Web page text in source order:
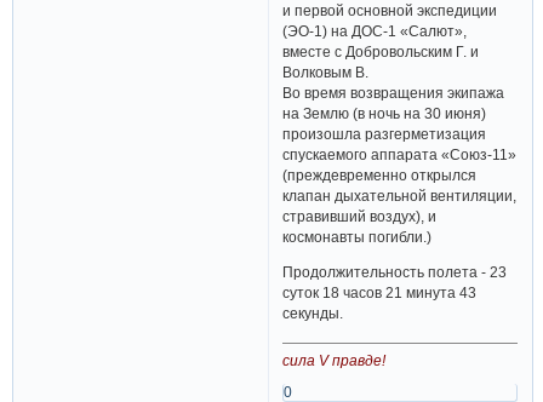
и первой основной экспедиции
(ЭО-1) на ДОС-1 «Салют»,
вместе с Добровольским Г. и
Волковым В.
Во время возвращения экипажа
на Землю (в ночь на 30 июня)
произошла разгерметизация
спускаемого аппарата «Союз-11»
(преждевременно открылся
клапан дыхательной вентиляции,
стравивший воздух), и
космонавты погибли.)
Продолжительность полета - 23
суток 18 часов 21 минута 43
секунды.
сила V правде!
0